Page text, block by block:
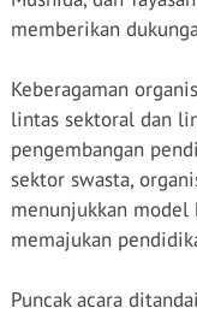
memberikan
Keberagaman
lintas sektoral dan
pengembangan
sektor swasta,
menunjukkan
memajukan
Puncak acara